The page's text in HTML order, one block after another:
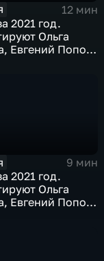
12 мин
2021 год.
Ольга
Евгений Попов
9 мин
2021 год.
Ольга
Евгений Попов